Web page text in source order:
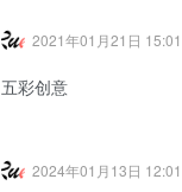
2021年01月21日 15:01
五彩创意
2024年01月13日 12:01